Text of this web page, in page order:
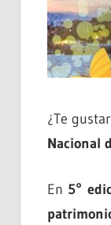
¿Te
Nacional
En 5°